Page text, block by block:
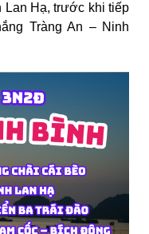
Lan Hạ, trước khi tiếp
Tràng An – Ninh